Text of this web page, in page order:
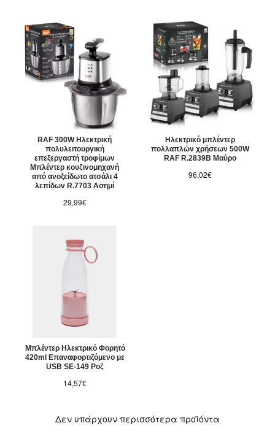
RAF 300W Ηλεκτρική
πολυλειτουργική
επεξεργαστή τροφίμων
Μπλέντερ κουζινομηχανή
από ανοξείδωτο ατσάλι 4
λεπίδων R.7703 Ασημί
29,99€
Ηλεκτρικό μπλέντερ
πολλαπλών χρήσεων 500W
RAF R.2839B Μαύρο
96,02€
Μπλέντερ Ηλεκτρικό Φορητό
420ml Επαναφορτιζόμενο με
USB SE-149 Ροζ
14,57€
Δεν υπάρχουν περισσότερα προϊόντα